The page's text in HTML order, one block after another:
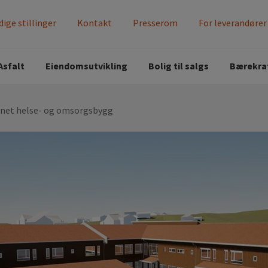
stillinger Kontakt Presserom For leverandører
i bygg Bygg Nord Bygg Øst
i anlegg Skiltavdelingen
Eiendomsutvikling Bolig til salgs
ISO-sertifisering
helse- og omsorgsbygg